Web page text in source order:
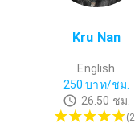
Kru Nan
English
250 บาท/ชม.
26.50 ชม.
(2